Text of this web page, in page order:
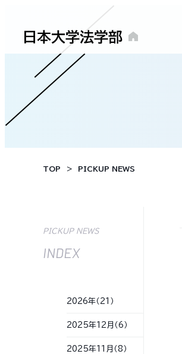
TOP PICKUP NEWS
PICKUP NEWS
INDEX
2026年（21）
2025年12月（6）
2025年11月（8）